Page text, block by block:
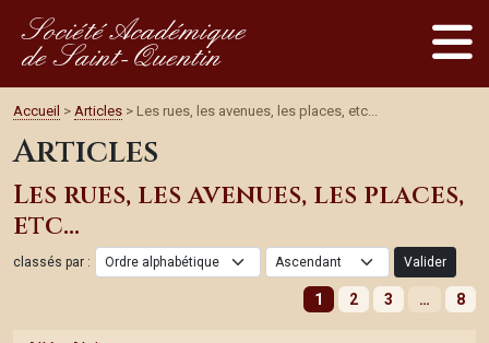
Société Académique
de Saint-Quentin
Accueil > Articles > Les rues, les avenues, les places, etc...
Articles
Les rues, les avenues, les places,
etc...
classés par : Valider
1 2 3 … 8